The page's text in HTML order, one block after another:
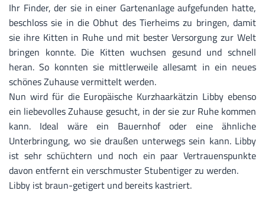
Ihr Finder, der sie in einer Gartenanlage aufgefunden hatte,
beschloss sie in die Obhut des Tierheims zu bringen, damit
sie ihre Kitten in Ruhe und mit bester Versorgung zur Welt
bringen konnte. Die Kitten wuchsen gesund und schnell
heran. So konnten sie mittlerweile allesamt in ein neues
schönes Zuhause vermittelt werden.
Nun wird für die Europäische Kurzhaarkätzin Libby ebenso
ein liebevolles Zuhause gesucht, in der sie zur Ruhe kommen
kann. Ideal wäre ein Bauernhof oder eine ähnliche
Unterbringung, wo sie draußen unterwegs sein kann. Libby
ist sehr schüchtern und noch ein paar Vertrauenspunkte
davon entfernt ein verschmuster Stubentiger zu werden.
Libby ist braun-getigert und bereits kastriert.